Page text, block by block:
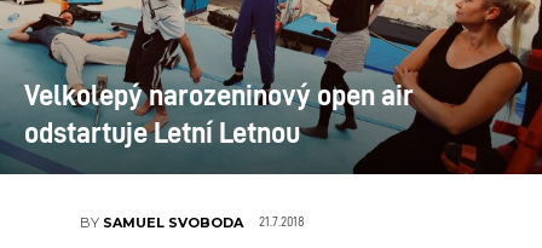
Velkolepý narozeninový open air
odstartuje Letní Letnou
BY SAMUEL SVOBODA 21.7.2018